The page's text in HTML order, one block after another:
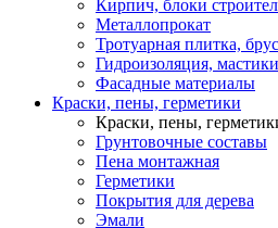
Кирпич, блоки
Металлопрокат
Тротуарная плитка,
Гидроизоляция, мастики
Фасадные материалы
Краски, пены, герметики
Краски, пены,
Грунтовочные составы
Пена монтажная
Герметики
Покрытия для дерева
Эмали